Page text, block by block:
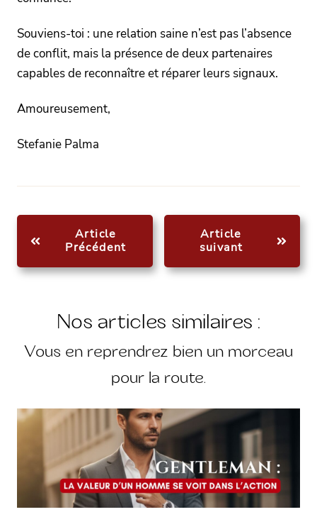
Souviens-toi : une relation saine n’est pas l’absence
de conflit, mais la présence de deux partenaires
capables de reconnaître et réparer leurs signaux.
Amoureusement,
Stefanie Palma
Article
Précédent
Article
suivant
Nos articles similaires :
Vous en reprendrez bien un morceau
pour la route.